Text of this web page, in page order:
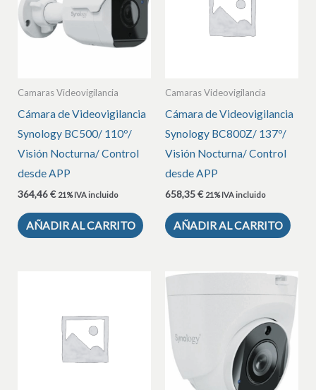
Camaras Videovigilancia
Cámara de Videovigilancia
Synology BC500/ 110º/
Visión Nocturna/ Control
desde APP
364,46€ 21% IVA incluido
AÑADIR AL CARRITO
Camaras Videovigilancia
Cámara de Videovigilancia
Synology BC800Z/ 137º/
Visión Nocturna/ Control
desde APP
658,35€ 21% IVA incluido
AÑADIR AL CARRITO